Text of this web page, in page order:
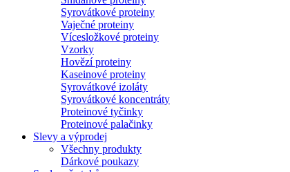
Syrovátkové proteiny
Vaječné proteiny
Vícesložkové proteiny
Vzorky
Hovězí proteiny
Kaseinové proteiny
Syrovátkové izoláty
Syrovátkové koncentráty
Proteinové tyčinky
Proteinové palačinky
Slevy a výprodej
Všechny produkty
Dárkové poukazy